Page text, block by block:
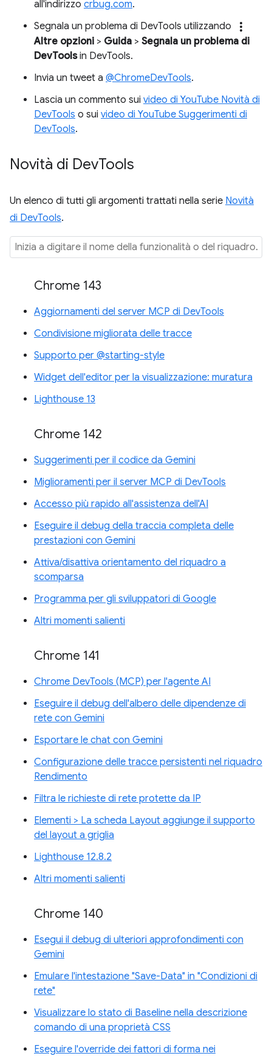
all'indirizzo crbug.com.
Segnala un problema di DevTools utilizzando
more_vert
Altre opzioni > Guida > Segnala un problema di
DevToolsin DevTools.
Invia un tweet a @ChromeDevTools.
Lascia un commento sui video di YouTube Novità di
DevTools o sui video di YouTube Suggerimenti di
DevTools.
Novità di DevTools
Un elenco di tutti gli argomenti trattati nella serie Novità
di DevTools.
Chrome 143
Aggiornamenti del server MCP di DevTools
Condivisione migliorata delle tracce
Supporto per @starting-style
Widget dell'editor per la visualizzazione: muratura
Lighthouse 13
Chrome 142
Suggerimenti per il codice da Gemini
Miglioramenti per il server MCP di DevTools
Accesso più rapido all'assistenza dell'AI
Eseguire il debug della traccia completa delle
prestazioni con Gemini
Attiva/disattiva orientamento del riquadro a
scomparsa
Programma per gli sviluppatori di Google
Altri momenti salienti
Chrome 141
Chrome DevTools (MCP) per l'agente AI
Eseguire il debug dell'albero delle dipendenze di
rete con Gemini
Esportare le chat con Gemini
Configurazione delle tracce persistenti nel riquadro
Rendimento
Filtra le richieste di rete protette da IP
Elementi > La scheda Layout aggiunge il supporto
del layout a griglia
Lighthouse 12.8.2
Altri momenti salienti
Chrome 140
Esegui il debug di ulteriori approfondimenti con
Gemini
Emulare l'intestazione "Save-Data" in "Condizioni di
rete"
Visualizzare lo stato di Baseline nella descrizione
comando di una proprietà CSS
Eseguire l'override dei fattori di forma nei